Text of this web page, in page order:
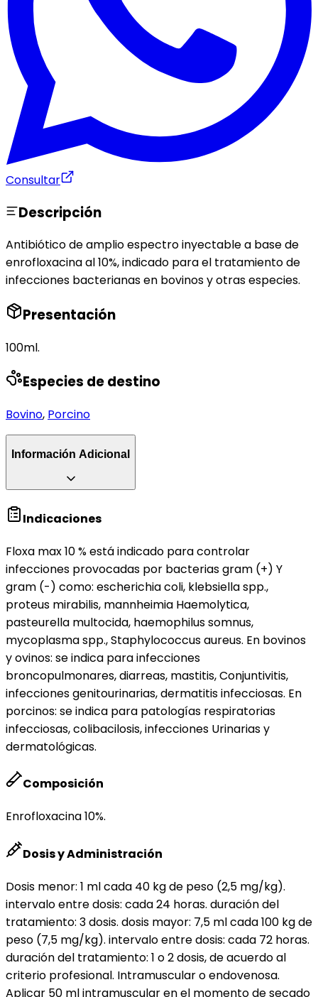
Consultar
Descripción
Antibiótico de amplio espectro inyectable a base de
enrofloxacina al 10%, indicado para el tratamiento de
infecciones bacterianas en bovinos y otras especies.
Presentación
100ml.
Especies de destino
Bovino, Porcino
Información Adicional
Indicaciones
Floxa max 10 % está indicado para controlar
infecciones provocadas por bacterias gram (+) Y
gram (-) como: escherichia coli, klebsiella spp.,
proteus mirabilis, mannheimia Haemolytica,
pasteurella multocida, haemophilus somnus,
mycoplasma spp., Staphylococcus aureus. En bovinos
y ovinos: se indica para infecciones
broncopulmonares, diarreas, mastitis, Conjuntivitis,
infecciones genitourinarias, dermatitis infecciosas. En
porcinos: se indica para patologías respiratorias
infecciosas, colibacilosis, infecciones Urinarias y
dermatológicas.
Composición
Enrofloxacina 10%.
Dosis y Administración
Dosis menor: 1 ml cada 40 kg de peso (2,5 mg/kg).
intervalo entre dosis: cada 24 horas. duración del
tratamiento: 3 dosis. dosis mayor: 7,5 ml cada 100 kg de
peso (7,5 mg/kg). intervalo entre dosis: cada 72 horas.
duración del tratamiento: 1 o 2 dosis, de acuerdo al
criterio profesional. Intramuscular o endovenosa.
Aplicar 50 ml intramuscular en el momento de secado